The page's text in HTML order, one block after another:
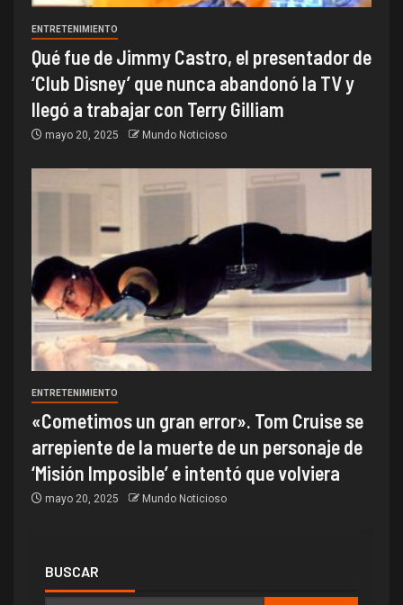
ENTRETENIMIENTO
Qué fue de Jimmy Castro, el presentador de
‘Club Disney’ que nunca abandonó la TV y
llegó a trabajar con Terry Gilliam
mayo 20, 2025 Mundo Noticioso
ENTRETENIMIENTO
«Cometimos un gran error». Tom Cruise se
arrepiente de la muerte de un personaje de
‘Misión Imposible’ e intentó que volviera
mayo 20, 2025 Mundo Noticioso
BUSCAR